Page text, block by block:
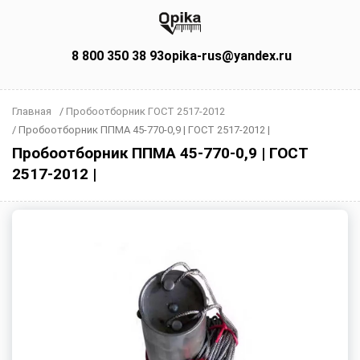
8 800 350 38 93opika-rus@yandex.ru
Главная / Пробоотборник ГОСТ 2517-2012
/ Пробоотборник ППМА 45-770-0,9 | ГОСТ 2517-2012 |
Пробоотборник ППМА 45-770-0,9 | ГОСТ
2517-2012 |